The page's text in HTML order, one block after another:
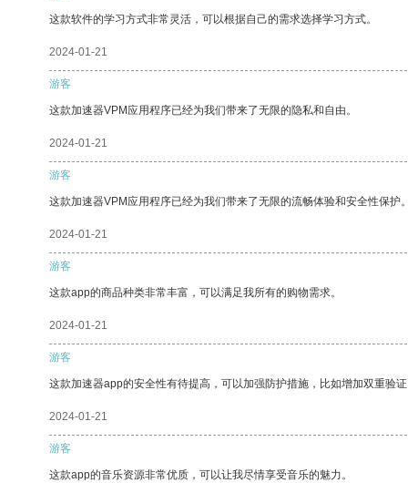
这款软件的学习方式非常灵活，可以根据自己的需求选择学习方式。
2024-01-21
游客
这款加速器VPM应用程序已经为我们带来了无限的隐私和自由。
2024-01-21
游客
这款加速器VPM应用程序已经为我们带来了无限的流畅体验和安全性保护
2024-01-21
游客
这款app的商品种类非常丰富，可以满足我所有的购物需求。
2024-01-21
游客
这款加速器app的安全性有待提高，可以加强防护措施，比如增加双重验
2024-01-21
游客
这款app的音乐资源非常优质，可以让我尽情享受音乐的魅力。